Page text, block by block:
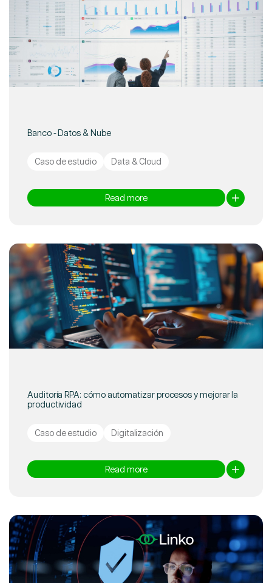
Banco - Datos & Nube
Caso de estudio Data & Cloud
Read more
Auditoría RPA: cómo automatizar procesos y mejorar la
productividad
Caso de estudio Digitalización
Read more